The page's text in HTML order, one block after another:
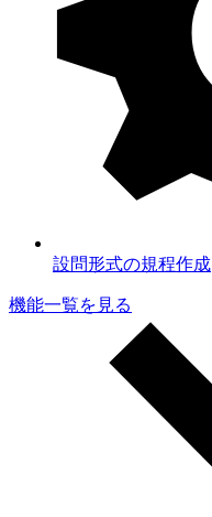
設問形式の規程作成
機能一覧を見る